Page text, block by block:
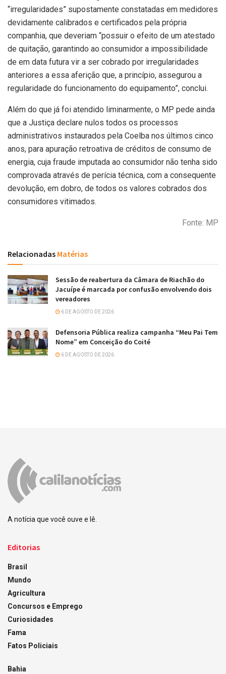
“irregularidades” supostamente constatadas em medidores
devidamente calibrados e certificados pela própria
companhia, que deveriam “possuir o efeito de um atestado
de quitação, garantindo ao consumidor a impossibilidade
de em data futura vir a ser cobrado por irregularidades
anteriores a essa aferição que, a princípio, assegurou a
regularidade do funcionamento do equipamento”, conclui.
Além do que já foi atendido liminarmente, o MP pede ainda
que a Justiça declare nulos todos os processos
administrativos instaurados pela Coelba nos últimos cinco
anos, para apuração retroativa de créditos de consumo de
energia, cuja fraude imputada ao consumidor não tenha sido
comprovada através de perícia técnica, com a consequente
devolução, em dobro, de todos os valores cobrados dos
consumidores vitimados.
Fonte: MP
Relacionadas Matérias
Sessão de reabertura da Câmara de Riachão do
Jacuípe é marcada por confusão envolvendo dois
vereadores
6 DE AGOSTO DE 2026
Defensoria Pública realiza campanha “Meu Pai Tem
Nome” em Conceição do Coité
6 DE AGOSTO DE 2026
A notícia que você ouve e lê.
Editorias
Brasil
Mundo
Agricultura
Concursos e Emprego
Curiosidades
Fama
Fatos Policiais
Bahia